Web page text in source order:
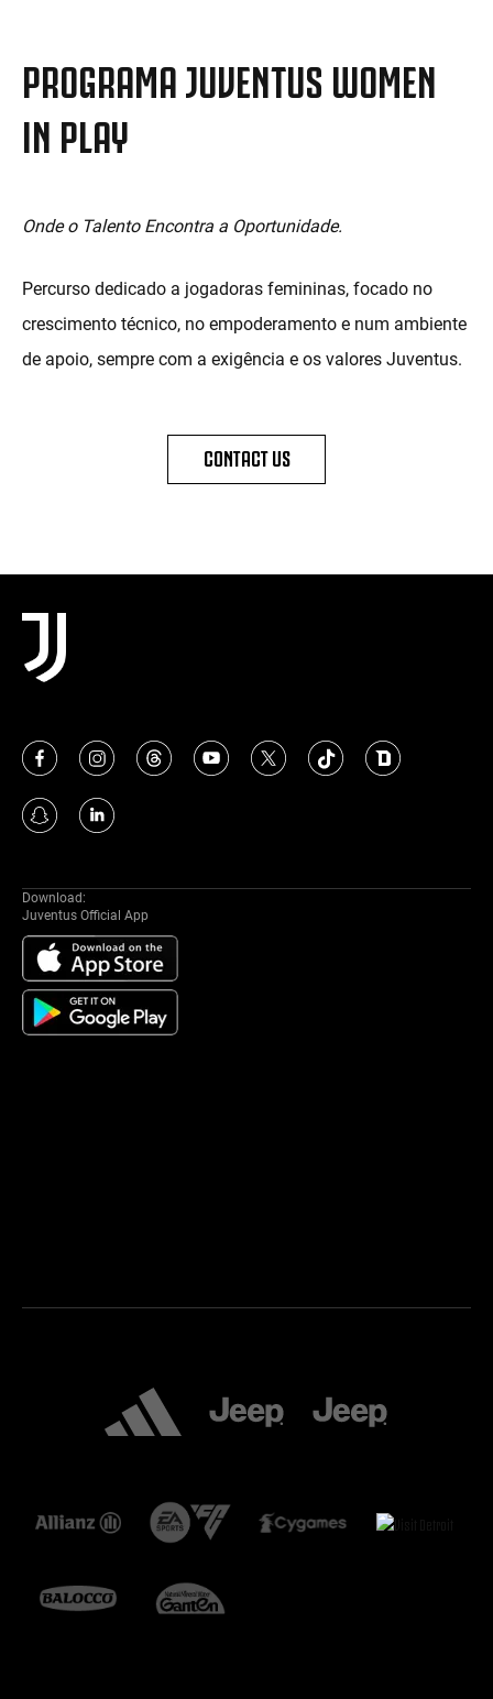
PROGRAMA JUVENTUS WOMEN
IN PLAY
Onde o Talento Encontra a Oportunidade.
Percurso dedicado a jogadoras femininas, focado no
crescimento técnico, no empoderamento e num ambiente
de apoio, sempre com a exigência e os valores Juventus.
CONTACT US
Download:
Juventus Official App